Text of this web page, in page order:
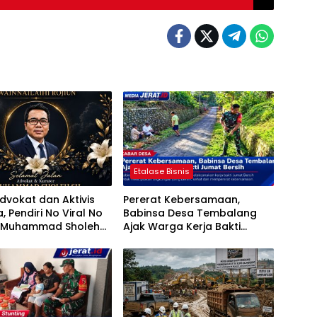
dan Aktivis
Pendiri No Viral No
Sholeh
Etalase Bisnis
Pererat Kebersamaan,
Babinsa Desa Tembalang
Ajak Warga Kerja Bakti